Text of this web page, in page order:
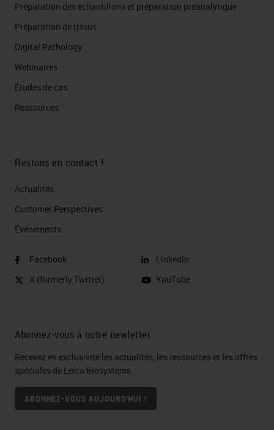
Préparation des échantillons et préparation préanalytique
Préparation de tissus
Digital Pathology
Webinaires
Études de cas
Ressources
Restons en contact !
Actualités
Customer Perspectives​
Événements
Facebook
X (formerly Twitter)
LinkedIn
YouTube
Abonnez-vous à notre newletter
Recevez en exclusivité les actualités, les ressources et les offres
spéciales de Leica Biosystems.
ABONNEZ-VOUS AUJOURD'HUI !